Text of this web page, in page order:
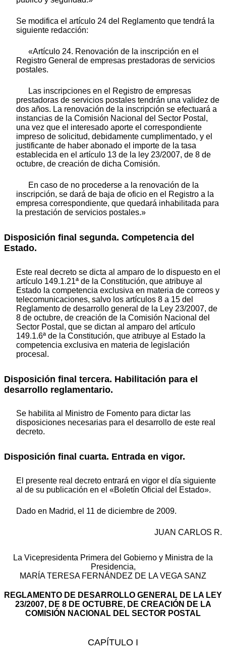
Se modifica el artículo 24 del Reglamento que tendrá la
siguiente redacción:
«Artículo 24. Renovación de la inscripción en el
Registro General de empresas prestadoras de servicios
postales.
Las inscripciones en el Registro de empresas
prestadoras de servicios postales tendrán una validez de
dos años. La renovación de la inscripción se efectuará a
instancias de la Comisión Nacional del Sector Postal,
una vez que el interesado aporte el correspondiente
impreso de solicitud, debidamente cumplimentado, y el
justificante de haber abonado el importe de la tasa
establecida en el artículo 13 de la ley 23/2007, de 8 de
octubre, de creación de dicha Comisión.
En caso de no procederse a la renovación de la
inscripción, se dará de baja de oficio en el Registro a la
empresa correspondiente, que quedará inhabilitada para
la prestación de servicios postales.»
Disposición final segunda. Competencia del
Estado.
Este real decreto se dicta al amparo de lo dispuesto en el
artículo 149.1.21ª de la Constitución, que atribuye al
Estado la competencia exclusiva en materia de correos y
telecomunicaciones, salvo los artículos 8 a 15 del
Reglamento de desarrollo general de la Ley 23/2007, de
8 de octubre, de creación de la Comisión Nacional del
Sector Postal, que se dictan al amparo del artículo
149.1.6ª de la Constitución, que atribuye al Estado la
competencia exclusiva en materia de legislación
procesal.
Disposición final tercera. Habilitación para el
desarrollo reglamentario.
Se habilita al Ministro de Fomento para dictar las
disposiciones necesarias para el desarrollo de este real
decreto.
Disposición final cuarta. Entrada en vigor.
El presente real decreto entrará en vigor el día siguiente
al de su publicación en el «Boletín Oficial del Estado».
Dado en Madrid, el 11 de diciembre de 2009.
JUAN CARLOS R.
La Vicepresidenta Primera del Gobierno y Ministra de la
Presidencia,
MARÍA TERESA FERNÁNDEZ DE LA VEGA SANZ
REGLAMENTO DE DESARROLLO GENERAL DE LA LEY
23/2007, DE 8 DE OCTUBRE, DE CREACIÓN DE LA
COMISIÓN NACIONAL DEL SECTOR POSTAL
CAPÍTULO I